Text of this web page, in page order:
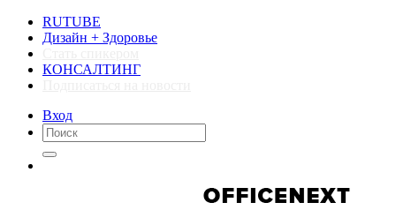
RUTUBE
Дизайн + Здоровье
КОНСАЛТИНГ
Вход